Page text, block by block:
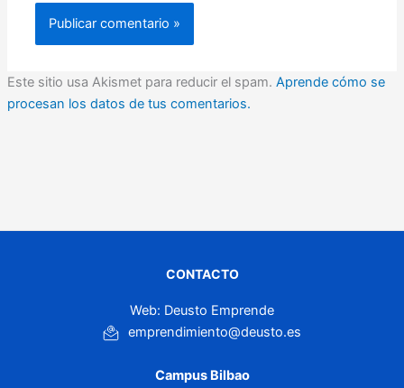
Este sitio usa Akismet para reducir el spam. Aprende cómo se
procesan los datos de tus comentarios.
CONTACTO
Web: Deusto Emprende
emprendimiento@deusto.es
Campus Bilbao